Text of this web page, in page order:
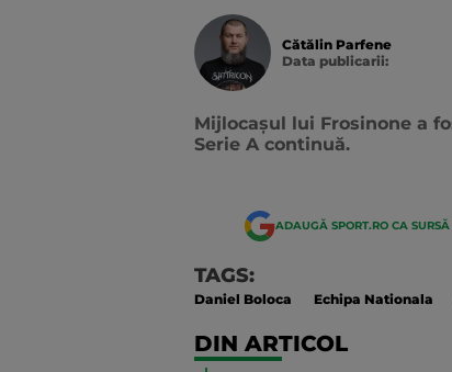
Cătălin Parfene
Data publicarii:
Mijlocașul lui Frosinone a
Serie A continuă.
ADAUGĂ SPORT.RO CA
TAGS:
Daniel Boloca Echipa Nationala
DIN ARTICOL